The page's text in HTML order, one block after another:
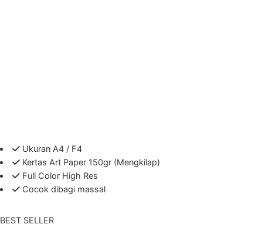
Ukuran A4 / F4
Kertas Art Paper 150gr (Mengkilap)
Full Color High Res
Cocok dibagi massal
BEST SELLER